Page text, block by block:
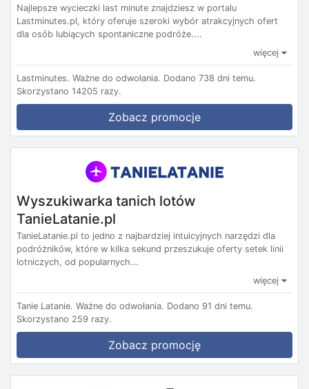
Najlepsze wycieczki last minute znajdziesz w portalu
Lastminutes.pl, który oferuje szeroki wybór atrakcyjnych ofert
dla osób lubiących spontaniczne podróże....
więcej
Lastminutes. Ważne do odwołania. Dodano 738 dni temu.
Skorzystano 14205 razy.
Zobacz promocje
Wyszukiwarka tanich lotów
TanieLatanie.pl
TanieLatanie.pl to jedno z najbardziej intuicyjnych narzędzi dla
podróżników, które w kilka sekund przeszukuje oferty setek linii
lotniczych, od popularnych...
więcej
Tanie Latanie. Ważne do odwołania. Dodano 91 dni temu.
Skorzystano 259 razy.
Zobacz promocję